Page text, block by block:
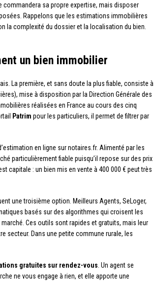
commandera sa propre expertise, mais disposer
Rappelons que les estimations immobilières
la complexité du dossier et la localisation du bien.
un bien immobilier
La première, et sans doute la plus fiable, consiste à
mise à disposition par la Direction Générale des
réalisées en France au cours des cinq
Patrim pour les particuliers, il permet de filtrer par
en ligne sur notaires.fr. Alimenté par les
particulièrement fiable puisqu’il repose sur des prix
capitale : un bien mis en vente à 400 000 € peut très
une troisième option. Meilleurs Agents, SeLoger,
basés sur des algorithmes qui croisent les
Ces outils sont rapides et gratuits, mais leur
secteur. Dans une petite commune rurale, les
gratuites sur rendez-vous . Un agent se
ne vous engage à rien, et elle apporte une